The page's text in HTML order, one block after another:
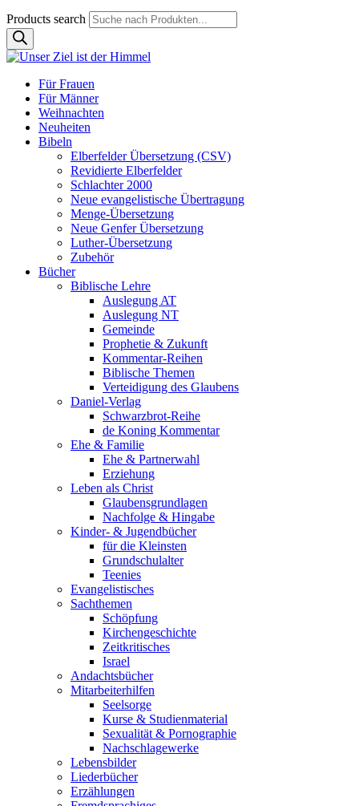
Products search
Für Frauen
Für Männer
Weihnachten
Neuheiten
Bibeln
Elberfelder Übersetzung (CSV)
Revidierte Elberfelder
Schlachter 2000
Neue evangelistische Übertragung
Menge-Übersetzung
Neue Genfer Übersetzung
Luther-Übersetzung
Zubehör
Bücher
Biblische Lehre
Auslegung AT
Auslegung NT
Gemeinde
Prophetie & Zukunft
Kommentar-Reihen
Biblische Themen
Verteidigung des Glaubens
Daniel-Verlag
Schwarzbrot-Reihe
de Koning Kommentar
Ehe & Familie
Ehe & Partnerwahl
Erziehung
Leben als Christ
Glaubensgrundlagen
Nachfolge & Hingabe
Kinder- & Jugendbücher
für die Kleinsten
Grundschulalter
Teenies
Evangelistisches
Sachthemen
Schöpfung
Kirchengeschichte
Zeitkritisches
Israel
Andachtsbücher
Mitarbeiterhilfen
Seelsorge
Kurse & Studienmaterial
Sexualität & Pornographie
Nachschlagewerke
Lebensbilder
Liederbücher
Erzählungen